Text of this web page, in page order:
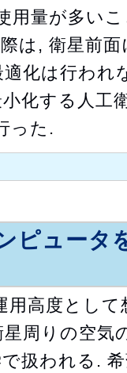
用量が多い
は, 衛星前
化は行われ
化する人工
った.
ピュータ
用高度とし
周りの空気
扱われる.